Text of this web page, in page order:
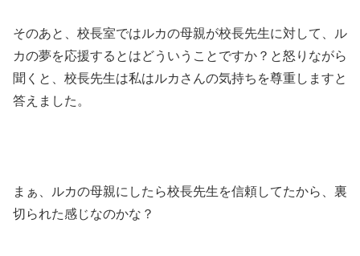
そのあと、校長室ではルカの母親が校長先生に対して、ル
カの夢を応援するとはどういうことですか？と怒りながら
聞くと、校長先生は私はルカさんの気持ちを尊重しますと
答えました。
まぁ、ルカの母親にしたら校長先生を信頼してたから、裏
切られた感じなのかな？